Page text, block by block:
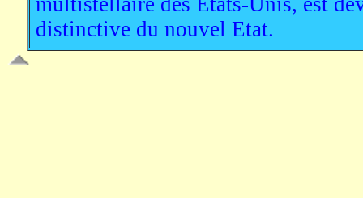
distinctive du nouvel Etat.